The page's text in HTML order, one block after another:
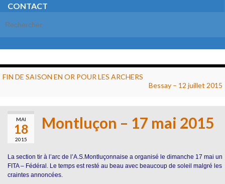
CONTACT
FIN DE SAISON EN OR POUR LES ARCHERS
Bessay – 12 juillet 2015
MAI
18
2015
Montluçon – 17 mai 2015
La section tir à l’arc de l’A.S.Montluçonnaise a organisé le dimanche 17 mai un
FITA – Fédéral. Le temps est resté au beau avec beaucoup de soleil malgré les
craintes annoncées.